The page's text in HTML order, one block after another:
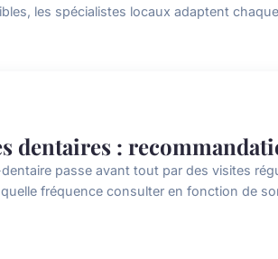
les spécialistes locaux adaptent
dentaires :
passe avant tout par des visites
fréquence consulter en fonction de